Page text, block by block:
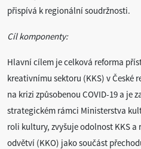
přispívá k regionální soudržnosti.
Cíl komponenty:
Hlavní cílem je celková reforma
kreativnímu sektoru (KKS) v České
na krizi způsobenou COVID-19 a je
strategickém rámci Ministerstva
roli kultury, zvyšuje odolnost KKS
odvětví (KKO) jako součást